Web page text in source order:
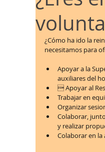
¿Cómo ha ido la
necesitamos para
Apoyar a la
auxiliares del
 Apoyar al
Trabajar en
Organizar
Colaborar,
y realizar
Colaborar en